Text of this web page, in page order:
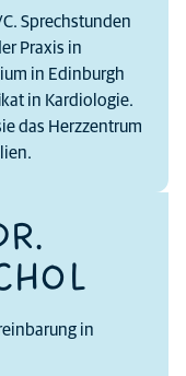
Sprechstunden
Praxis in
in Edinburgh
in Kardiologie.
das Herzzentrum
in